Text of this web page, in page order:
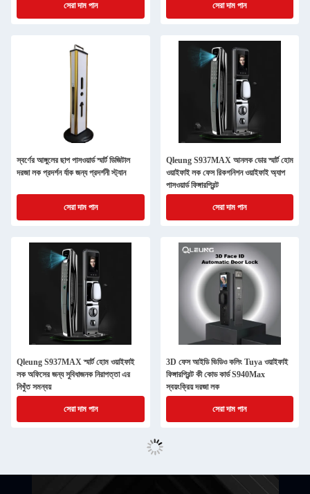
সেরা দাম পান সেরা দাম পান
স্বর্ণের আঙ্গুলের ছাপ পাসওয়ার্ড স্মার্ট ডিজিটাল
দরজা লক প্রদর্শন র্যাক জন্য প্রদর্শনী স্ট্যান
সেরা দাম পান
Qleung S937MAX আনলক ডোর স্মার্ট হোম
ওয়াইফাই লক ফেস রিকগনিশন ওয়াইফাই অ্যাপ
পাসওয়ার্ড ফিঙ্গারপ্রিন্ট
সেরা দাম পান
Qleung S937MAX স্মার্ট হোম ওয়াইফাই
লক অফিসের জন্য সুবিধাজনক নিরাপত্তা এর
নিখুঁত সমন্বয়
সেরা দাম পান
3D ফেস আইডি ভিডিও কলিং Tuya ওয়াইফাই
ফিঙ্গারপ্রিন্ট কী কোড কার্ড S940Max
স্বয়ংক্রিয় দরজা লক
সেরা দাম পান